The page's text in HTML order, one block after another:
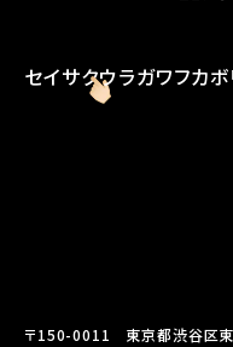
セイサクウラガワフカボ
〒150-0011 東京都渋谷区東